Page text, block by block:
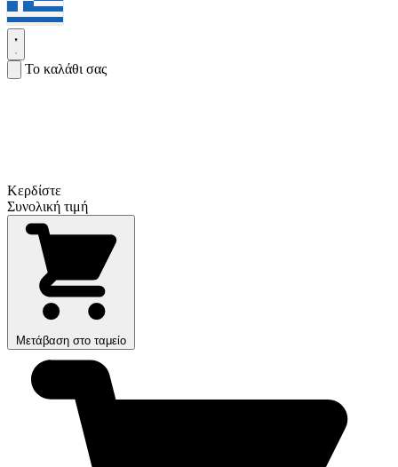
Το καλάθι σας
Κερδίστε
Συνολική τιμή
Μετάβαση στο ταμείο